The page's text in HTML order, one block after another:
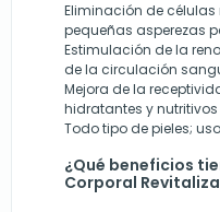
Eliminación de
pequeñas asperezas
Estimulación de la
de la circulación
Mejora de la
hidratantes y
Todo tipo de pieles;
¿Qué beneficios
Corporal